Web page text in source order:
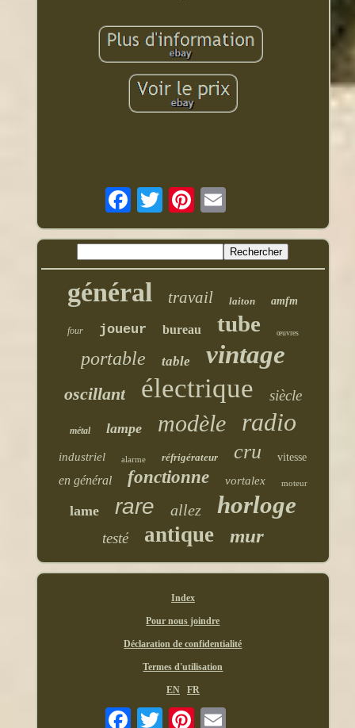
général travail laiton amfm
four joueur bureau tube œuvres
portable table vintage
oscillant électrique siècle
métal lampe modèle radio
industriel alarme réfrigérateur cru vitesse
en général fonctionne vortalex moteur
lame rare allez horloge
testé antique mur
Index
Pour nous joindre
Déclaration de confidentialité
Termes d'utilisation
EN FR